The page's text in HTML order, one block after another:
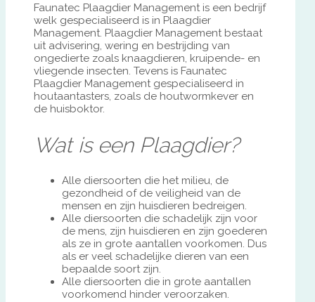
Faunatec Plaagdier Management is een bedrijf
welk gespecialiseerd is in Plaagdier
Management. Plaagdier Management bestaat
uit advisering, wering en bestrijding van
ongedierte zoals knaagdieren, kruipende- en
vliegende insecten. Tevens is Faunatec
Plaagdier Management gespecialiseerd in
houtaantasters, zoals de houtwormkever en
de huisboktor.
Wat is een Plaagdier?
Alle diersoorten die het milieu, de
gezondheid of de veiligheid van de
mensen en zijn huisdieren bedreigen.
Alle diersoorten die schadelijk zijn voor
de mens, zijn huisdieren en zijn goederen
als ze in grote aantallen voorkomen. Dus
als er veel schadelijke dieren van een
bepaalde soort zijn.
Alle diersoorten die in grote aantallen
voorkomend hinder veroorzaken.